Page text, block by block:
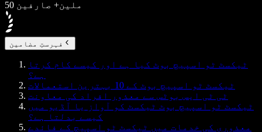
50 ملین+ صارفین
فہرستِ مضامین
ٹیکسٹ ٹو اسپیچ بوٹ کیا ہے اور کیسے کام کرتا
ہے؟
ٹیکسٹ ٹو اسپیچ بوٹ کے 10 بہترین استعمالات
ٹی ٹی ایس بوٹس سے معذور افراد کی معاونت
ٹیکسٹ ٹو اسپیچ بوٹ ٹیکسٹ کو آواز یا آڈیو میں
کیسے بدلتا ہے؟
معذوری کی خدمات میں ٹیکسٹ ٹو اسپیچ کے فائدے